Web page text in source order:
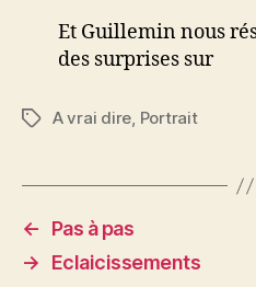
Et Guillemin nous
des surprises sur
Étiquettes
A vrai dire, Portrait
←
Pas à pas
→
Eclaicissements